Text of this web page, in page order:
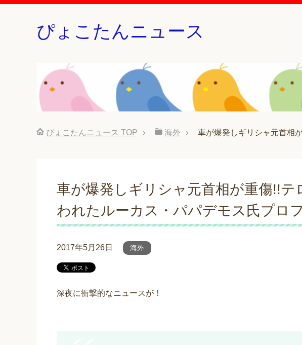
ぴょこたんニュース
ぴょこたんニュース TOP 海外 車が爆発しギリシャ元首相
車が爆発しギリシャ元首相が重傷!!テ
われたルーカス・パパデモス氏プロ
2017年5月26日 海外
深夜に衝撃的なニュースが！